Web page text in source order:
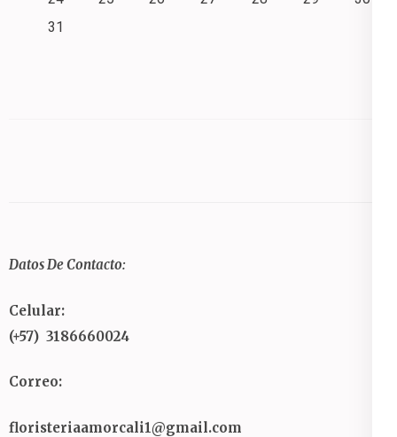
31
Datos De Contacto:
Celular:
(+57) 3186660024
Correo:
floristeriaamorcali1@gmail.com